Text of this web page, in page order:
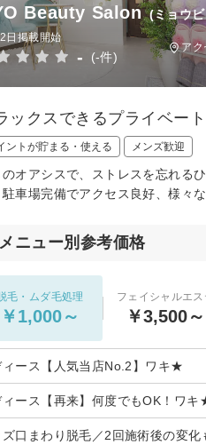
Beauty Salon (ミョウ
日掲載開始
- (-件)
アク
ックスできるプライベー
ントが貯まる・使える メンズ歓迎
のオアシスで、ストレスを忘れる
駐車場完備でアクセス良好、様々
メニュー別参考価格
毛・ムダ毛処理
￥1,000～
フェイシャルエス
￥3,500～
ィース【人気当店No.2】ワキ★
ィース【再来】何度でもOK！ワ
ズ口まわり脱毛／2回施術後の変化